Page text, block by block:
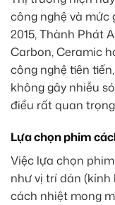
công nghệ và mức
2015, Thành Phát
Carbon, Ceramic
công nghệ tiên
không gây nhiễu
điều rất quan
Lựa chọn phim
Việc lựa chọn
như vị trí dán (kính
cách nhiệt mong